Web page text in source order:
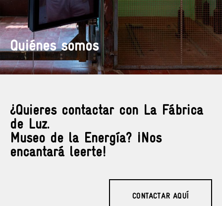
Quiénes somos
¿Quieres contactar con La Fábrica
de Luz.
Museo de la Energía? ¡Nos
encantará leerte!
CONTACTAR AQUÍ